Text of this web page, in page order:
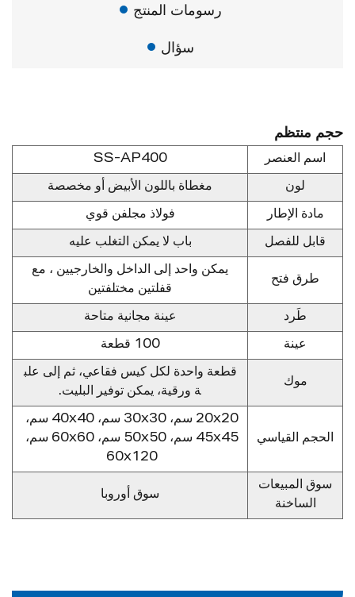
رسومات المنتج
سؤال
حجم منتظم
اسم العنصر SS-AP400
لون مغطاة باللون الأبيض أو مخصصة
مادة الإطار فولاذ مجلفن قوي
قابل للفصل باب لا يمكن التغلب عليه
طرق فتح
يمكن واحد إلى الداخل والخارجيين ، مع
قفلتين مختلفتين
طَرد عينة مجانية متاحة
عينة 100 قطعة
موك
قطعة واحدة لكل كيس فقاعي، ثم إلى علب
ة ورقية، يمكن توفير البليت.
الحجم القياسي
20x20 سم، 30x30 سم، 40x40 سم،
45x45 سم، 50x50 سم، 60x60 سم،
60x120
سوق المبيعات
الساخنة
سوق أوروبا